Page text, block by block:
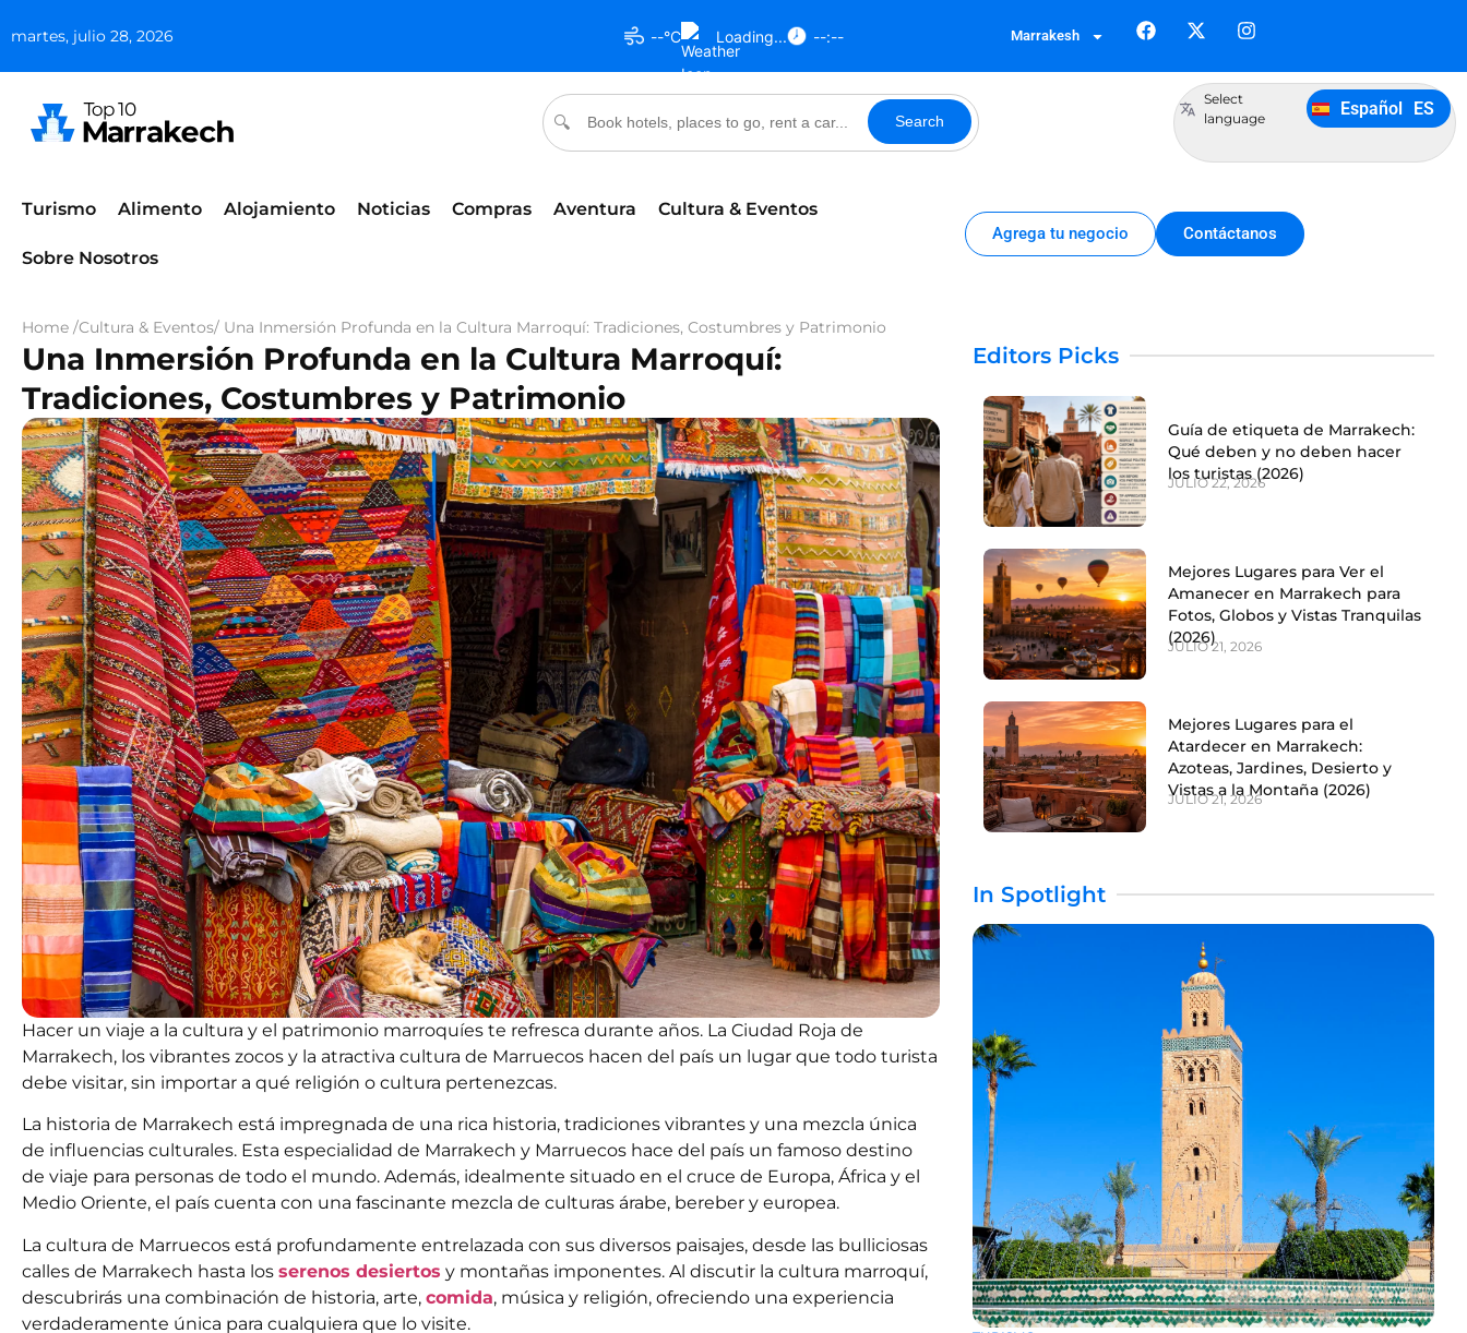
martes, julio 28, 2026 --°C Loading... --:-- Marrakesh
🔍 Search
Select
language
Español ES
Italiano IT
Português PT
Turismo Alimento Alojamiento Noticias Compras Aventura Cultura & Eventos
Sobre Nosotros
Agrega tu negocio Contáctanos
Home /Cultura & Eventos/ Una Inmersión Profunda en la Cultura Marroquí: Tradiciones, Costumbres y Patrimonio
Una Inmersión Profunda en la Cultura Marroquí:
Tradiciones, Costumbres y Patrimonio
Hacer un viaje a la cultura y el patrimonio marroquíes te refresca durante años. La Ciudad Roja de
Marrakech, los vibrantes zocos y la atractiva cultura de Marruecos hacen del país un lugar que todo turista
debe visitar, sin importar a qué religión o cultura pertenezcas.
La historia de Marrakech está impregnada de una rica historia, tradiciones vibrantes y una mezcla única
de influencias culturales. Esta especialidad de Marrakech y Marruecos hace del país un famoso destino
de viaje para personas de todo el mundo. Además, idealmente situado en el cruce de Europa, África y el
Medio Oriente, el país cuenta con una fascinante mezcla de culturas árabe, bereber y europea.
La cultura de Marruecos está profundamente entrelazada con sus diversos paisajes, desde las bulliciosas
calles de Marrakech hasta los serenos desiertos y montañas imponentes. Al discutir la cultura marroquí,
descubrirás una combinación de historia, arte, comida, música y religión, ofreciendo una experiencia
verdaderamente única para cualquiera que lo visite.
Editors Picks
Guía de etiqueta de Marrakech:
Qué deben y no deben hacer
los turistas (2026)
JULIO 22, 2026
Mejores Lugares para Ver el
Amanecer en Marrakech para
Fotos, Globos y Vistas Tranquilas
(2026)
JULIO 21, 2026
Mejores Lugares para el
Atardecer en Marrakech:
Azoteas, Jardines, Desierto y
Vistas a la Montaña (2026)
JULIO 21, 2026
In Spotlight